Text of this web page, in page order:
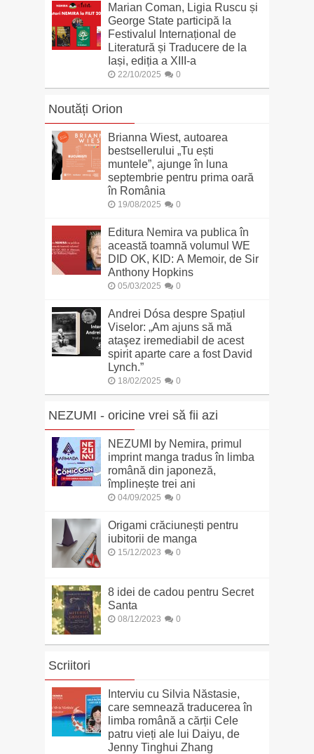
Marian Coman, Ligia Ruscu și
George State participă la
Festivalul Internațional de
Literatură și Traducere de la
Iași, ediția a XIII-a
22/10/2025 0
Noutăți Orion
Brianna Wiest, autoarea
bestsellerului „Tu ești
muntele”, ajunge în luna
septembrie pentru prima oară
în România
19/08/2025 0
Editura Nemira va publica în
această toamnă volumul WE
DID OK, KID: A Memoir, de Sir
Anthony Hopkins
05/03/2025 0
Andrei Dósa despre Spațiul
Viselor: „Am ajuns să mă
ataşez iremediabil de acest
spirit aparte care a fost David
Lynch.”
18/02/2025 0
NEZUMI - oricine vrei să fii azi
NEZUMI by Nemira, primul
imprint manga tradus în limba
română din japoneză,
împlinește trei ani
04/09/2025 0
Origami crăciunești pentru
iubitorii de manga
15/12/2023 0
8 idei de cadou pentru Secret
Santa
08/12/2023 0
Scriitori
Interviu cu Silvia Năstasie,
care semnează traducerea în
limba română a cărții Cele
patru vieți ale lui Daiyu, de
Jenny Tinghui Zhang